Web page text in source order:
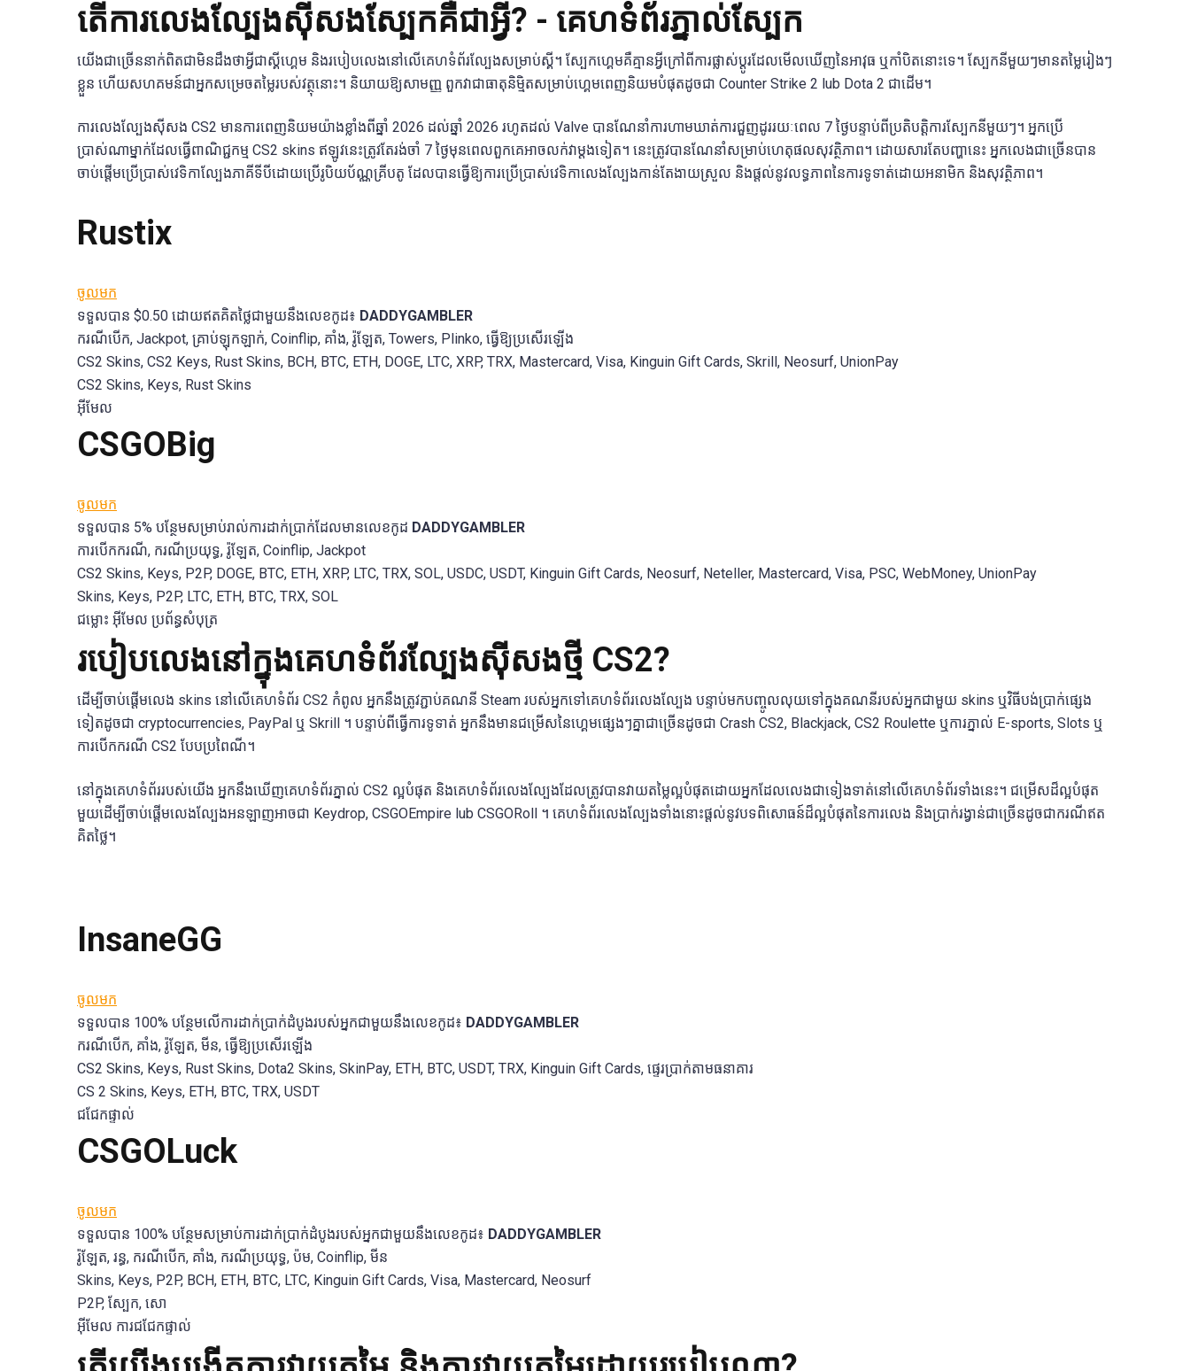
តើការលេងល្បែងស៊ីសងស្បែកគឺជាអ្វី? - គេហទំព័រភ្នាល់ស្បែក
យើងជាច្រើននាក់ពិតជាមិនដឹងថាអ្វីជាស្គីហ្គេម និងរបៀបលេងនៅលើគេហទំព័រល្បែងសម្រាប់ស្គី។ ស្បែកហ្គេមគឺគ្មានអ្វីក្រៅពីការផ្លាស់ប្តូរដែលមើលឃើញនៃអាវុធ ឬកាំបិតនោះទេ។ ស្បែកនីមួយៗមានតម្លៃរៀងៗ
ខ្លួន ហើយសហគមន៍ជាអ្នកសម្រេចតម្លៃរបស់វត្ថុនោះ។ និយាយឱ្យសាមញ្ញ ពួកវាជាធាតុនិម្មិតសម្រាប់ហ្គេមពេញនិយមបំផុតដូចជា Counter Strike 2 lub Dota 2 ជាដើម។
ការលេងល្បែងស៊ីសង CS2 មានការពេញនិយមយ៉ាងខ្លាំងពីឆ្នាំ 2026 ដល់ឆ្នាំ 2026 រហូតដល់ Valve បានណែនាំការហាមឃាត់ការជួញដូររយៈពេល 7 ថ្ងៃបន្ទាប់ពីប្រតិបត្តិការស្បែកនីមួយៗ។ អ្នកប្រើ
ប្រាស់ណាម្នាក់ដែលធ្វើពាណិជ្ជកម្ម CS2 skins ឥឡូវនេះត្រូវតែរង់ចាំ 7 ថ្ងៃមុនពេលពួកគេអាចលក់វាម្តងទៀត។ នេះត្រូវបានណែនាំសម្រាប់ហេតុផលសុវត្ថិភាព។ ដោយសារតែបញ្ហានេះ អ្នកលេងជាច្រើនបាន
ចាប់ផ្តើមប្រើប្រាស់វេទិកាល្បែងភាគីទីបីដោយប្រើរូបិយប័ណ្ណគ្រីបតូ ដែលបានធ្វើឱ្យការប្រើប្រាស់វេទិកាលេងល្បែងកាន់តែងាយស្រួល និងផ្តល់នូវលទ្ធភាពនៃការទូទាត់ដោយអនាមិក និងសុវត្ថិភាព។
Rustix
ចូលមក
ទទួលបាន $0.50 ដោយឥតគិតថ្លៃជាមួយនឹងលេខកូដ៖ DADDYGAMBLER
ករណីបើក, Jackpot, គ្រាប់ឡុកឡាក់, Coinflip, គាំង, រ៉ូឡែត, Towers, Plinko, ធ្វើឱ្យប្រសើរឡើង
CS2 Skins, CS2 Keys, Rust Skins, BCH, BTC, ETH, DOGE, LTC, XRP, TRX, Mastercard, Visa, Kinguin Gift Cards, Skrill, Neosurf, UnionPay
CS2 Skins, Keys, Rust Skins
អ៊ីមែល
CSGOBig
ចូលមក
ទទួលបាន 5% បន្ថែមសម្រាប់រាល់ការដាក់ប្រាក់ដែលមានលេខកូដ DADDYGAMBLER
ការបើកករណី, ករណីប្រយុទ្ធ, រ៉ូឡែត, Coinflip, Jackpot
CS2 Skins, Keys, P2P, DOGE, BTC, ETH, XRP, LTC, TRX, SOL, USDC, USDT, Kinguin Gift Cards, Neosurf, Neteller, Mastercard, Visa, PSC, WebMoney, UnionPay
Skins, Keys, P2P, LTC, ETH, BTC, TRX, SOL
ជម្លោះ អ៊ីមែល ប្រព័ន្ធសំបុត្រ
របៀបលេងនៅក្នុងគេហទំព័រល្បែងស៊ីសងថ្មី CS2?
ដើម្បីចាប់ផ្តើមលេង skins នៅលើគេហទំព័រ CS2 កំពូល អ្នកនឹងត្រូវភ្ជាប់គណនី Steam របស់អ្នកទៅគេហទំព័រលេងល្បែង បន្ទាប់មកបញ្ចូលលុយទៅក្នុងគណនីរបស់អ្នកជាមួយ skins ឬវិធីបង់ប្រាក់ផ្សេង
ទៀតដូចជា cryptocurrencies, PayPal ឬ Skrill ។ បន្ទាប់ពីធ្វើការទូទាត់ អ្នកនឹងមានជម្រើសនៃហ្គេមផ្សេងៗគ្នាជាច្រើនដូចជា Crash CS2, Blackjack, CS2 Roulette ឬការភ្នាល់ E-sports, Slots ឬ
ការបើកករណី CS2 បែបប្រពៃណី។
នៅក្នុងគេហទំព័ររបស់យើង អ្នកនឹងឃើញគេហទំព័រភ្នាល់ CS2 ល្អបំផុត និងគេហទំព័រលេងល្បែងដែលត្រូវបានវាយតម្លៃល្អបំផុតដោយអ្នកដែលលេងជាទៀងទាត់នៅលើគេហទំព័រទាំងនេះ។ ជម្រើសដ៏ល្អបំផុត
មួយដើម្បីចាប់ផ្តើមលេងល្បែងអនឡាញអាចជា Keydrop, CSGOEmpire lub CSGORoll ។ គេហទំព័រលេងល្បែងទាំងនោះផ្តល់នូវបទពិសោធន៍ដ៏ល្អបំផុតនៃការលេង និងប្រាក់រង្វាន់ជាច្រើនដូចជាករណីឥត
គិតថ្លៃ។
InsaneGG
ចូលមក
ទទួលបាន 100% បន្ថែមលើការដាក់ប្រាក់ដំបូងរបស់អ្នកជាមួយនឹងលេខកូដ៖ DADDYGAMBLER
ករណីបើក, គាំង, រ៉ូឡែត, មីន, ធ្វើឱ្យប្រសើរឡើង
CS2 Skins, Keys, Rust Skins, Dota2 Skins, SkinPay, ETH, BTC, USDT, TRX, Kinguin Gift Cards, ផ្ទេរប្រាក់តាមធនាគារ
CS 2 Skins, Keys, ETH, BTC, TRX, USDT
ជជែកផ្ទាល់
CSGOLuck
ចូលមក
ទទួលបាន 100% បន្ថែមសម្រាប់ការដាក់ប្រាក់ដំបូងរបស់អ្នកជាមួយនឹងលេខកូដ៖ DADDYGAMBLER
រ៉ូឡែត, រន្ធ, ករណីបើក, គាំង, ករណីប្រយុទ្ធ, ប៉ម, Coinflip, មីន
Skins, Keys, P2P, BCH, ETH, BTC, LTC, Kinguin Gift Cards, Visa, Mastercard, Neosurf
P2P, ស្បែក, សោ
អ៊ីមែល ការជជែកផ្ទាល់